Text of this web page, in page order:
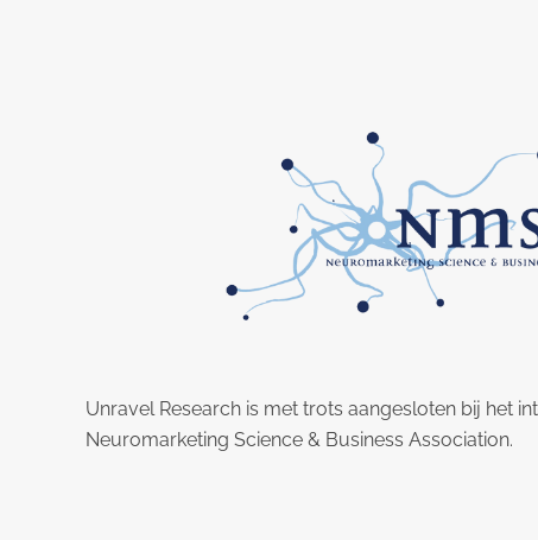
Unravel Research is met trots aangesloten bij het
Neuromarketing Science & Business Association.